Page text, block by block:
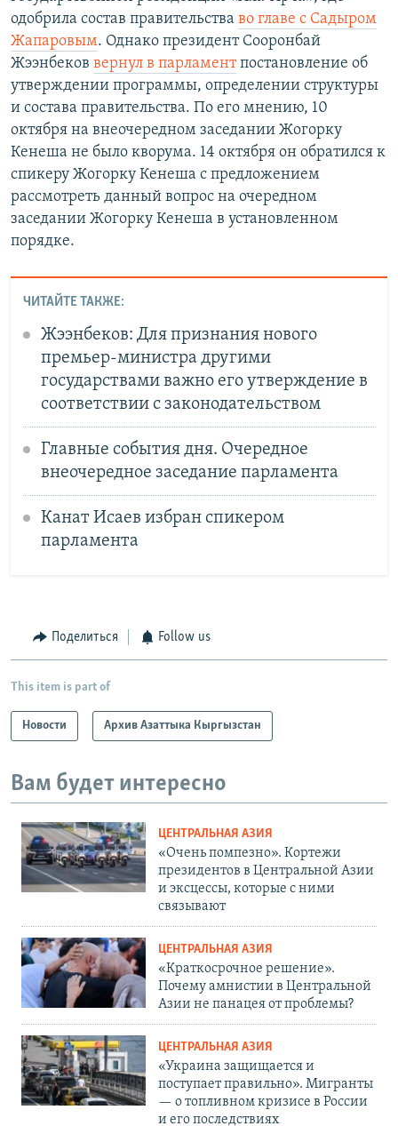
одобрила состав правительства во главе с Садыром
Жапаровым. Однако президент Сооронбай
Жээнбеков вернул в парламентпостановление об
утверждении программы, определении структуры
и состава правительства. По его мнению, 10
октября на внеочередном заседании Жогорку
Кенеша не было кворума. 14 октября он обратился к
спикеру Жогорку Кенеша с предложением
рассмотреть данный вопрос на очередном
заседании Жогорку Кенеша в установленном
порядке.
ЧИТАЙТЕ ТАКЖЕ:
Жээнбеков: Для признания нового
премьер-министра другими
государствами важно его утверждение в
соответствии с законодательством
Главные события дня. Очередное
внеочередное заседание парламента
Канат Исаев избран спикером
парламента
Поделиться Follow us
This item is part of
Новости Архив Азаттыка Кыргызстан
Вам будет интересно
ЦЕНТРАЛЬНАЯ АЗИЯ
«Очень помпезно». Кортежи
президентов в Центральной Азии
и эксцессы, которые с ними
связывают
ЦЕНТРАЛЬНАЯ АЗИЯ
«Краткосрочное решение».
Почему амнистии в Центральной
Азии не панацея от проблемы?
ЦЕНТРАЛЬНАЯ АЗИЯ
«Украина защищается и
поступает правильно». Мигранты
— о топливном кризисе в России
и его последствиях